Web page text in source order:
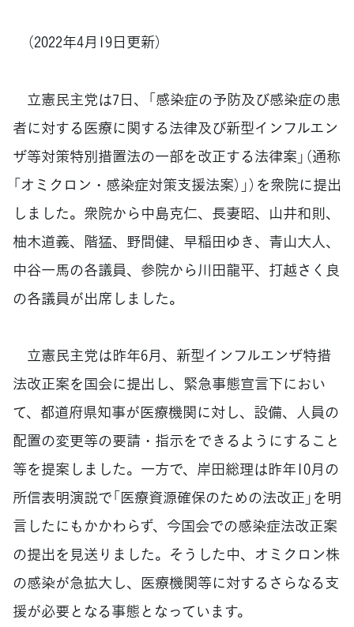
（2022年4月19日更新）
立憲民主党は7日、「感染症の予防及び感染症の患
者に対する医療に関する法律及び新型インフルエン
ザ等対策特別措置法の一部を改正する法律案」（通称
「オミクロン・感染症対策支援法案）」）を衆院に提出
しました。衆院から中島克仁、長妻昭、山井和則、
柚木道義、階猛、野間健、早稲田ゆき、青山大人、
中谷一馬の各議員、参院から川田龍平、打越さく良
の各議員が出席しました。
立憲民主党は昨年6月、新型インフルエンザ特措
法改正案を国会に提出し、緊急事態宣言下におい
て、都道府県知事が医療機関に対し、設備、人員の
配置の変更等の要請・指示をできるようにすること
等を提案しました。一方で、岸田総理は昨年10月の
所信表明演説で「医療資源確保のための法改正」を明
言したにもかかわらず、今国会での感染症法改正案
の提出を見送りました。そうした中、オミクロン株
の感染が急拡大し、医療機関等に対するさらなる支
援が必要となる事態となっています。